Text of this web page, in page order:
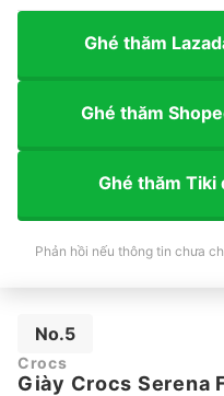
Ghé thăm
Ghé thăm
Ghé thăm
Phản hồi nếu thông tin chưa
No.5
Crocs
Giày Crocs Serena